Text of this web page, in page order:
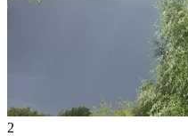
2